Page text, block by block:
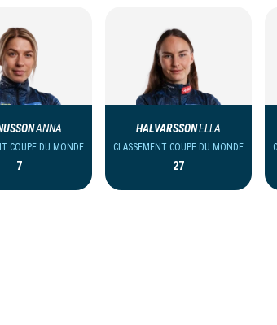
ANNA
COUPE DU MONDE
7
HALVARSSONELLA
CLASSEMENT COUPE DU MONDE
27